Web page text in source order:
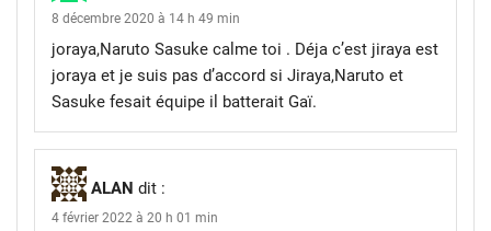
8 décembre 2020 à 14 h 49 min
joraya,Naruto Sasuke calme toi . Déja c’est jiraya est
joraya et je suis pas d’accord si Jiraya,Naruto et
Sasuke fesait équipe il batterait Gaï.
ALAN dit :
4 février 2022 à 20 h 01 min